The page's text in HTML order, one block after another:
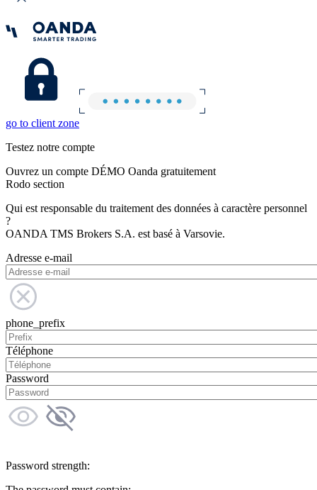
go to client zone
Testez notre compte
Ouvrez un compte DÉMO Oanda gratuitement
Rodo section
Qui est responsable du traitement des données à caractère personnel
?
OANDA TMS Brokers S.A. est basé à Varsovie.
Adresse e-mail
phone_prefix
Téléphone
Password
Password strength: